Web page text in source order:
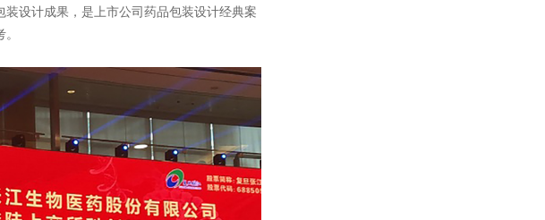
设计成果，是上市公司药品包装设计经典案